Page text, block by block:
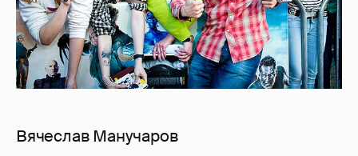
Вячеслав Манучаров